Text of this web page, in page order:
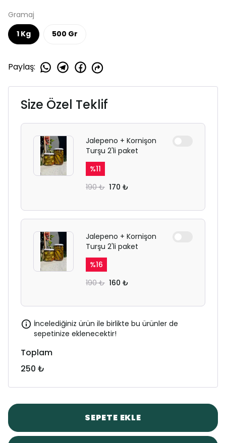
Gramaj
1 Kg
500 Gr
Paylaş:
Size Özel Teklif
Jalepeno + Kornişon
Turşu 2'li paket
%11
190 ₺ 170 ₺
Jalepeno + Kornişon
Turşu 2'li paket
%16
190 ₺ 160 ₺
İncelediğiniz ürün ile birlikte bu ürünler de
sepetinize eklenecektir!
Toplam
250 ₺
SEPETE EKLE